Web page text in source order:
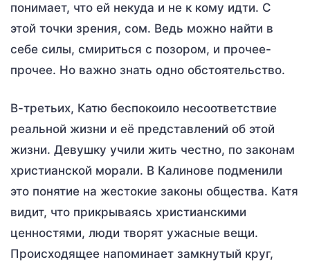
понимает, что ей некуда и не к кому идти. С
этой точки зрения, сом. Ведь можно найти в
себе силы, смириться с позором, и прочее-
прочее. Но важно знать одно обстоятельство.
В-третьих, Катю беспокоило несоответствие
реальной жизни и её представлений об этой
жизни. Девушку учили жить честно, по законам
христианской морали. В Калинове подменили
это понятие на жестокие законы общества. Катя
видит, что прикрываясь христианскими
ценностями, люди творят ужасные вещи.
Происходящее напоминает замкнутый круг,